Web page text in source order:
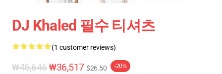
DJ Khaled 필수 티셔츠
(1 customer reviews)
₩45,646₩36,517 $26.50 -20%